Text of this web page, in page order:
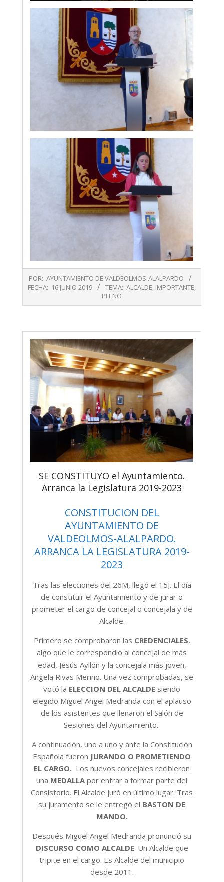
06-
POR: AYUNTAMIENTO DE VALDEOLMOS-ALALPARDO
FECHA: 16 JUNIO 2019 TEMA: ALCALDE, IMPORTANTE,
PLENO
SE CONSTITUYO el Ayuntamiento.
Arranca la Legislatura 2019-2023
CONSTITUCION DEL
AYUNTAMIENTO DE
VALDEOLMOS-ALALPARDO.
ARRANCA LA LEGISLATURA 2019-
2023
Tras las elecciones del 26M, llegó el 15J. El día
de constituir el Ayuntamiento y de jurar o
prometer el cargo de concejal o concejala y de
Alcalde.
Primero se comprobaron las CREDENCIALES,
algo que le correspondió al concejal de más
edad, Jesús Ayllón y la concejala más joven,
Angela Rivas Merino. Una vez comprobadas, se
votó la ELECCION DEL ALCALDE siendo
elegido Miguel Angel Medranda con el aplauso
de los asistentes que llenaron el Salón de
Sesiones del Ayuntamiento.
A continuación, uno a uno y ante la Constitución
Española fueron JURANDO O PROMETIENDO
EL CARGO. Los nuevos concejales recibieron
una MEDALLA por entrar a formar parte del
Consistorio. El Alcalde juró en último lugar. Tras
su juramento se le entregó el BASTON DE
MANDO.
Después Miguel Angel Medranda pronunció su
DISCURSO COMO ALCALDE. Un Alcalde que
tripite en el cargo. Es Alcalde del municipio
desde 2011.